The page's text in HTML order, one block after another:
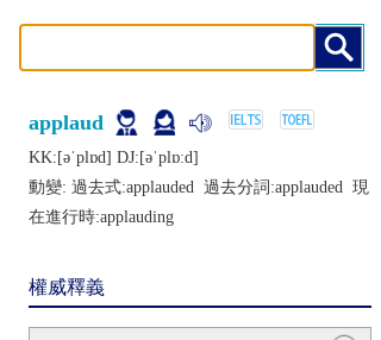
applaud
KK:[ǝˈplɒd] DJ:[ǝˈplɒːd]
動變: 過去式:applauded 過去分詞:applauded 現
在進行時:applauding
權威釋義